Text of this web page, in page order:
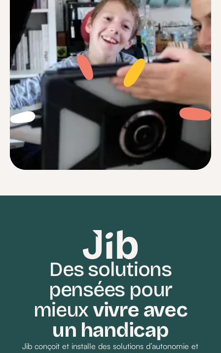
réglages complexes et des notices
Demander un devis
Des solutions
pensées pour
mieuxvivre avec
un handicap
Jib conçoit et installe des solutions d’autonomie et